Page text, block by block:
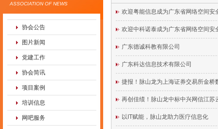
ASSOCIATION OF NEWS
协会公告
图片新闻
党建工作
协会简讯
项目案例
培训信息
网吧服务
欢迎粤能信息成为广东省网络空间安
欢迎中科诺泰成为广东省网络空间安
广东德诚科教有限公司
广东科达信息技术有限公司
捷报！脉山龙为上海证券交易所金桥
再创佳绩！脉山龙中标中兴网信江苏
以IT赋能，脉山龙助力医疗信息化